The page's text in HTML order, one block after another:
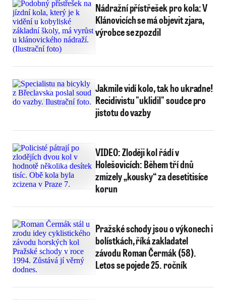
Nádražní přístřešek pro kola: V
Klánovicích se má objevit zjara,
výrobce se zpozdil
Jakmile vidí kolo, tak ho ukradne!
Recidivistu "uklidil" soudce pro
jistotu do vazby
VIDEO: Zloději kol řádí v
Holešovicích: Během tří dnů
zmizely „kousky“ za desetitisíce
korun
Pražské schody jsou o výkonech i
bolístkách, říká zakladatel
závodu Roman Čermák (58).
Letos se pojede 25. ročník